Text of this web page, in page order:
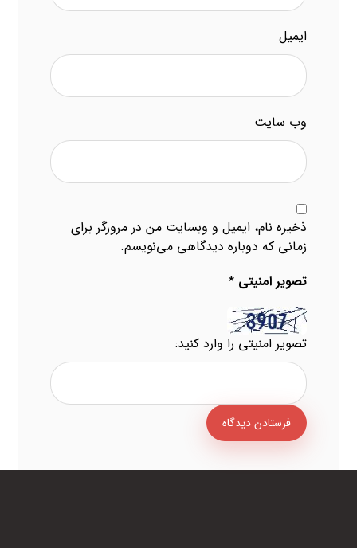
ایمیل
وب‌ سایت
ذخیره نام، ایمیل و وبسایت من در مرورگر برای
زمانی که دوباره دیدگاهی می‌نویسم.
تصویر امنیتی*
تصویر امنیتی را وارد کنید: